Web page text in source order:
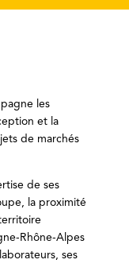
les
et la
de marchés
de ses
la proximité
Rhône-Alpes
ses